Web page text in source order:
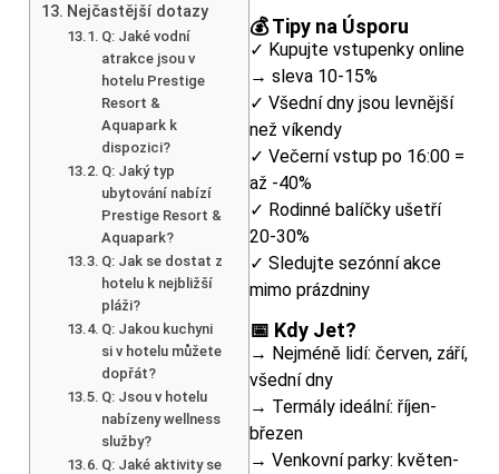
Nejčastější dotazy
Q: Jaké vodní
atrakce jsou v
hotelu Prestige
Resort &
Aquapark k
dispozici?
Q: Jaký typ
ubytování nabízí
Prestige Resort &
Aquapark?
Q: Jak se dostat z
hotelu k nejbližší
pláži?
Q: Jakou kuchyni
si v hotelu můžete
dopřát?
Q: Jsou v hotelu
nabízeny wellness
služby?
Q: Jaké aktivity se
💰 Tipy na Úsporu
✓ Kupujte vstupenky online
→ sleva 10-15%
✓ Všední dny jsou levnější
než víkendy
✓ Večerní vstup po 16:00 =
až -40%
✓ Rodinné balíčky ušetří
20-30%
✓ Sledujte sezónní akce
mimo prázdniny
📅 Kdy Jet?
→ Nejméně lidí: červen, září,
všední dny
→ Termály ideální: říjen-
březen
→ Venkovní parky: květen-